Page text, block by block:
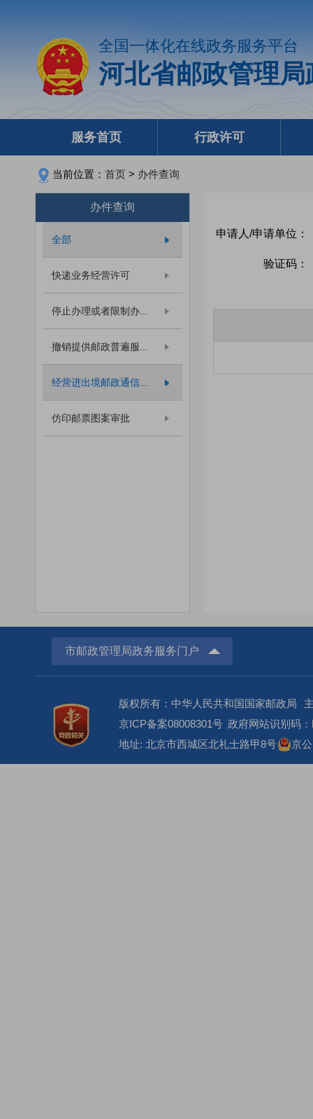
全国一体化在线政务服务平台
河北省邮政管理
服务首页 行政许可
当前位置： 首页 > 办件查询
办件查询
全部
快递业务经营许可
停止办理或者限制办...
撤销提供邮政普遍服...
经营进出境邮政通信...
仿印邮票图案审批
申请人/申请单位：
验证码：
市邮政管理局政务服务门户
版权所有：中华人民共和国国家邮政局
京ICP备案08008301号 政府网站识别码
地址: 北京市西城区北礼士路甲8号
京